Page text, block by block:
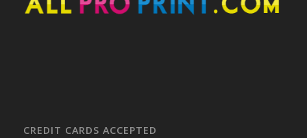
CREDIT CARDS ACCEPTED